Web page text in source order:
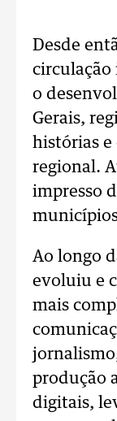
Desde
circulação
o
Gerais,
histórias
regional.
impresso
Ao longo
evoluiu e
mais
produção
digitais,